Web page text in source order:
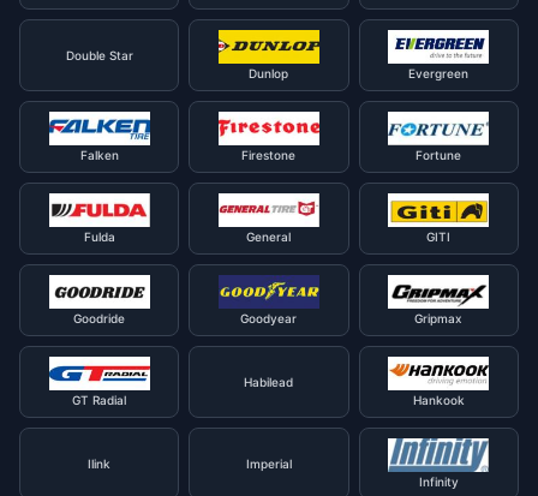
Double Star
Dunlop
Evergreen
Falken Firestone Fortune
Fulda General GITI
Goodride Goodyear Gripmax
GT Radial
Habilead
Hankook
Ilink
Imperial
Infinity